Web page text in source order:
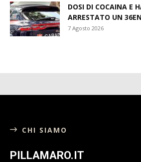
DOSI DI COCAINA E
ARRESTATO UN
7 Agosto 2026
CHI SIAMO
PILLAMARO.IT